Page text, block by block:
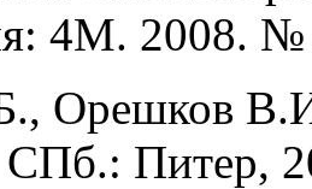
4М. 2008. №
Орешков
СПб.: Питер,